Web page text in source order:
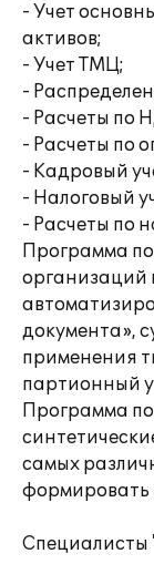
- Учет
активов;
- Учет ТМЦ;
-
- Расчеты по
- Расчеты по
- Кадровый
- Налоговый
- Расчеты по
Программа
организаций
документа»,
применения
партионный
Программа
самых
формировать
Специалисты